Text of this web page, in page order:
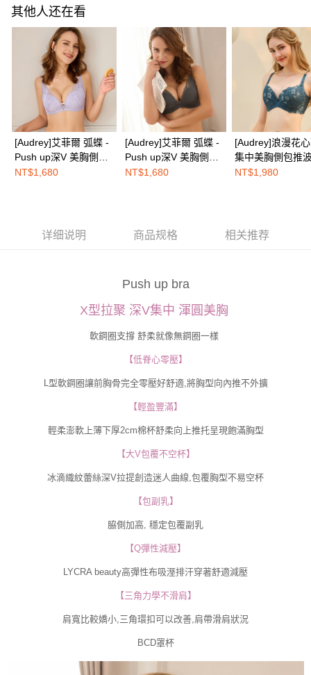
之上限額度
3. 目前僅支援台灣會員
三、聲明條款
「AFTEE先享後付」(下稱本服務)乃由恩沛科技股份有限公司(下稱 AFTEE )
所提供，並由 AFTEE 向您收取款項。因使用本服務所須提供之個人資料(包
含但不限於訂購人姓名、電話，收件人姓名、電話、收件地址)，將交付予
AFTEE 於本服務必要服務範圍內運用。關於 AFTEE 對於個人資料之蒐集、
處理、利用，詳參 AFTEE 官網之『個人資料蒐集、處理及利用告知聲明』
https://aftee.tw/privacypolicy/
若款項超過繳費期限，將根據當次的金額加收年利率 16% 的逾期滯納金。
未成年的使用者，請事先徵得法定代理人或監護人之同意方可使用
要之購買訂單資訊提供予 AFTEE ，或讓 AFTEE 蒐集處理利用您的個人資
宅配
每笔NT$100，满NT$1,500(含以上)免运费
EASY SHOP門市速取
海外配送 查看运费
其他人还在看
[Audrey]艾菲爾 弧蝶 -
Push up深V 美胸側包
機能內衣-羅藍紫
NT$1,680
[Audrey]艾菲爾 弧蝶 -
Push up深V 美胸側包
機能內衣-可可棕
NT$1,680
[Audrey]浪漫花
集中美胸側包推
內衣-古典藍
NT$1,980
详细说明 商品规格 相关推荐
Push up bra
X型拉聚 深V集中 渾圓美胸
軟鋼圈支撐 舒柔就像無鋼圈一樣
【低脊心零壓】
L型軟鋼圈讓前胸骨完全零壓好舒適,將胸型向內推不外擴
【輕盈豐滿】
輕柔澎軟上薄下厚2cm棉杯舒柔向上推托呈現飽滿胸型
【大V包覆不空杯】
冰滴織紋蕾絲深V拉提創造迷人曲線,包覆胸型不易空杯
【包副乳】
脇側加高, 穩定包覆副乳
【Q彈性減壓】
LYCRA beauty高彈性布吸溼排汗穿著舒適減壓
【三角力學不滑肩】
肩寬比較嬌小,三角環扣可以改善,肩帶滑肩狀況
BCD罩杯